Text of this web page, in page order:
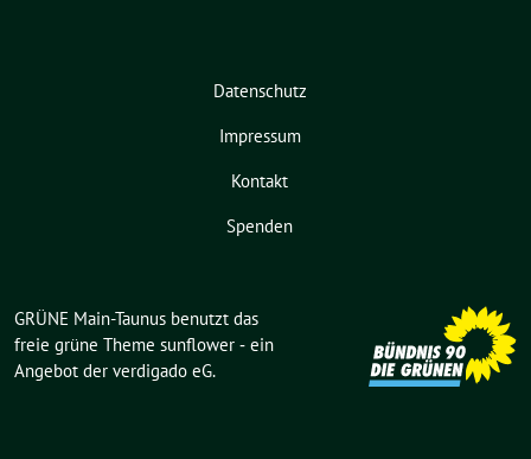
Datenschutz
Impressum
Kontakt
Spenden
GRÜNE Main-Taunus benutzt das
freie grüne Theme sunflower ‐ ein
Angebot der verdigado eG.